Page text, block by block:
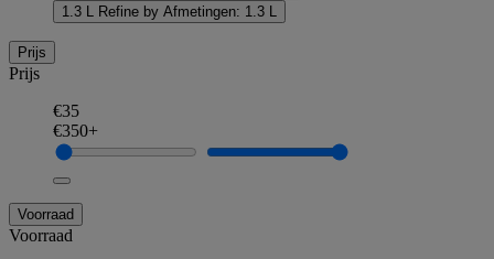
1.3 L
Refine by Afmetingen: 1.3 L
Prijs
Prijs
€35
€350+
Voorraad
Voorraad